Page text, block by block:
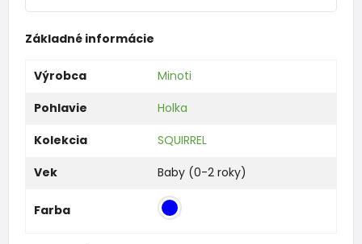
Základné informácie
Výrobca
Minoti
Pohlavie
Holka
Kolekcia
SQUIRREL
Vek
Baby (0-2 roky)
Farba